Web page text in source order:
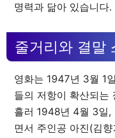
명력과 닮아 있습니다.
줄거리와 결말
영화는 1947년 3월 1
들의 저항이 확산되는
흘러 1948년 4월 3일,
면서 주인공 아진(김